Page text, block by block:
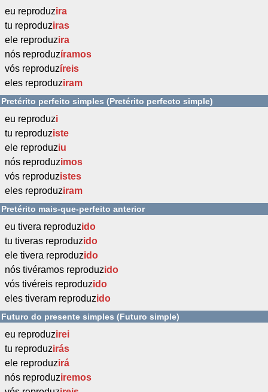
eu reproduzira
tu reproduziras
ele reproduzira
nós reproduzíramos
vós reproduzíreis
eles reproduziram
Pretérito perfeito simples (Pretérito perfecto simple)
eu reproduzi
tu reproduziste
ele reproduziu
nós reproduzimos
vós reproduzistes
eles reproduziram
Pretérito mais-que-perfeito anterior
eu tivera reproduzido
tu tiveras reproduzido
ele tivera reproduzido
nós tivéramos reproduzido
vós tivéreis reproduzido
eles tiveram reproduzido
Futuro do presente simples (Futuro simple)
eu reproduzirei
tu reproduzirás
ele reproduzirá
nós reproduziremos